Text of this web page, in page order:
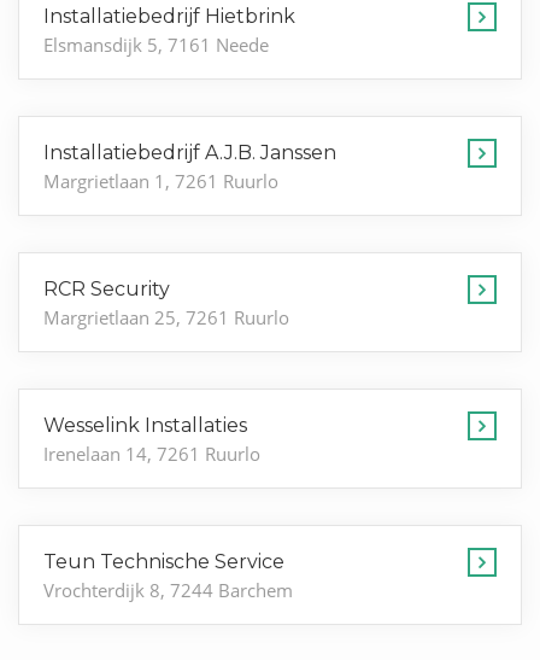
Installatiebedrijf Hietbrink
Elsmansdijk 5, 7161 Neede
Installatiebedrijf A.J.B. Janssen
Margrietlaan 1, 7261 Ruurlo
RCR Security
Margrietlaan 25, 7261 Ruurlo
Wesselink Installaties
Irenelaan 14, 7261 Ruurlo
Teun Technische Service
Vrochterdijk 8, 7244 Barchem